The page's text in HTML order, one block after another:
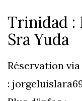
Trinidad :
Sra Yuda
Réservation
: